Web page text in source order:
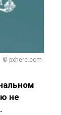
© pxhere.com
не